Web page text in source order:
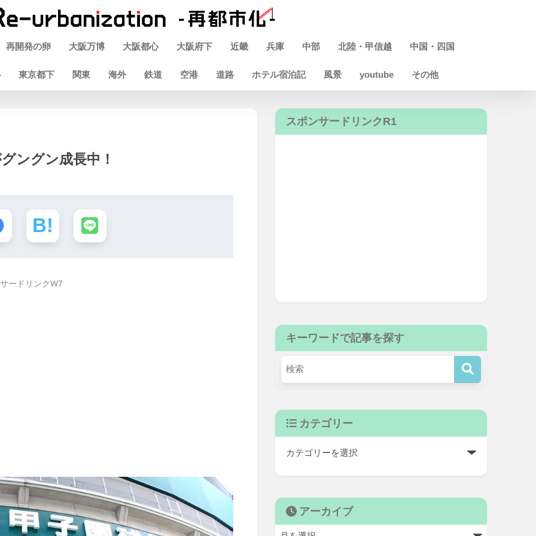
再開発の卵 大阪万博 大阪都心 大阪府下 近畿 兵庫 中部 北陸・甲信越 中国・四国
東京都下 関東 海外 鉄道 空港 道路 ホテル宿泊記 風景 youtube その他
ングン成長中！
ードリンクW7
スポンサードリンクR1
キーワードで記事を探す
カテゴリー
アーカイブ